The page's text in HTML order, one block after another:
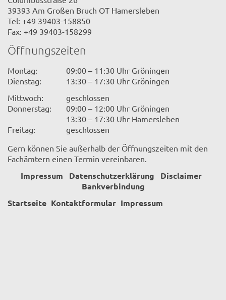
39393 Am Großen Bruch OT Hamersleben
Tel: +49 39403-158850
Fax: +49 39403-158299
Öffnungszeiten
Montag:
09:00 – 11:30 Uhr Gröningen
Dienstag:
13:30 – 17:30 Uhr Gröningen
Mittwoch:
geschlossen
Donnerstag:
09:00 – 12:00 Uhr Gröningen
13:30 – 17:30 Uhr Hamersleben
Freitag:
geschlossen
Gern können Sie außerhalb der Öffnungszeiten mit den
Fachämtern einen Termin vereinbaren.
Impressum Datenschutzerklärung
Disclaimer
Bankverbindung
Startseite Kontaktformular Impressum